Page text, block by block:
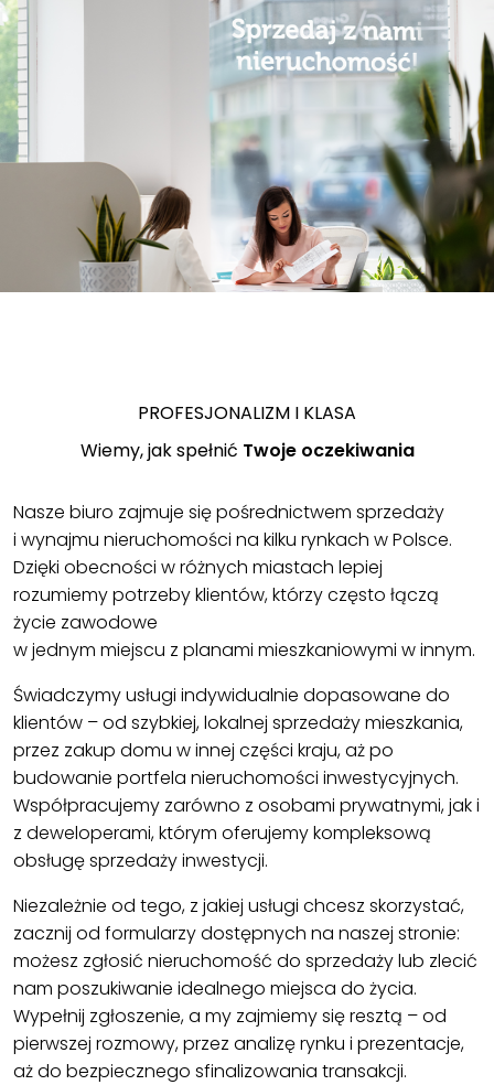
PROFESJONALIZM I KLASA
Wiemy, jak spełnić Twoje oczekiwania
Nasze biuro zajmuje się pośrednictwem sprzedaży
i wynajmu nieruchomości na kilku rynkach w Polsce.
Dzięki obecności w różnych miastach lepiej
rozumiemy potrzeby klientów, którzy często łączą
życie zawodowe
w jednym miejscu z planami mieszkaniowymi w innym.
Świadczymy usługi indywidualnie dopasowane do
klientów – od szybkiej, lokalnej sprzedaży mieszkania,
przez zakup domu w innej części kraju, aż po
budowanie portfela nieruchomości inwestycyjnych.
Współpracujemy zarówno z osobami prywatnymi, jak i
z deweloperami, którym oferujemy kompleksową
obsługę sprzedaży inwestycji.
Niezależnie od tego, z jakiej usługi chcesz skorzystać,
zacznij od formularzy dostępnych na naszej stronie:
możesz zgłosić nieruchomość do sprzedaży lub zlecić
nam poszukiwanie idealnego miejsca do życia.
Wypełnij zgłoszenie, a my zajmiemy się resztą – od
pierwszej rozmowy, przez analizę rynku i prezentacje,
aż do bezpiecznego sfinalizowania transakcji.